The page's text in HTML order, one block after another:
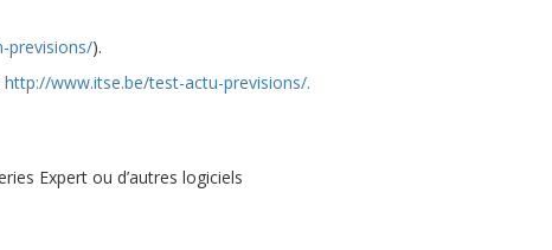
previsions/).
http://www.itse.be/test-actu-previsions/.
Expert ou d’autres logiciels